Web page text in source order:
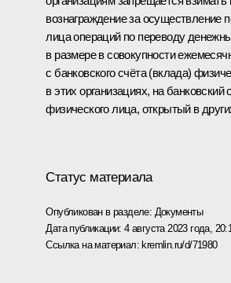
вознаграждение за осуществление
лица операций по переводу
в размере в совокупности
с банковского счёта (вклада)
в этих организациях, на банковский
физического лица, открытый в
Статус материала
Опубликован в разделе: Документы
Дата публикации:4 августа 2023 года,
Ссылка на материал: kremlin.ru/d/71980